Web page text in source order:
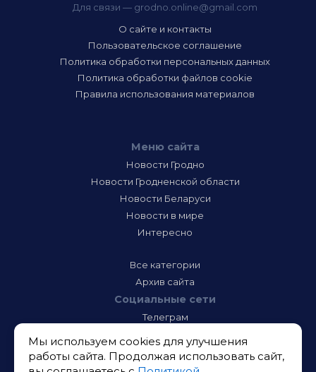
Для связи — grodno.online@gmail.com
О сайте и контакты
Пользовательское соглашение
Политика обработки персональных данных
Политика обработки файлов cookie
Правила использования материалов
Меню сайта
Новости Гродно
Новости Гродненской области
Новости Беларуси
Новости в мире
Интересно
Все категории
Архив сайта
Социальные сети
Телеграм
Инстаграм
Тик-Ток
Мы используем cookies для улучшения
работы сайта. Продолжая использовать сайт,